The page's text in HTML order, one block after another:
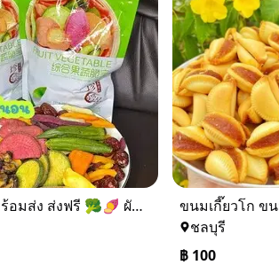
🌈 สินค้าพร้อมส่ง ส่งฟรี 🥦🍠 ผักผลไม้อบกรอบ ผักอบยอดฮิต เพื่อสุขภาพ 1 ถุง น้ำหนัก 250 กรัม ไม่ปรุงรส ได้ความรุ้สึกกรอบเหมือนขนม ไม่ใช่ผัก
ชลบุรี
฿ 100